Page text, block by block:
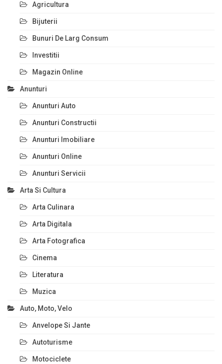
Agricultura
Bijuterii
Bunuri De Larg Consum
Investitii
Magazin Online
Anunturi
Anunturi Auto
Anunturi Constructii
Anunturi Imobiliare
Anunturi Online
Anunturi Servicii
Arta Si Cultura
Arta Culinara
Arta Digitala
Arta Fotografica
Cinema
Literatura
Muzica
Auto, Moto, Velo
Anvelope Si Jante
Autoturisme
Motociclete